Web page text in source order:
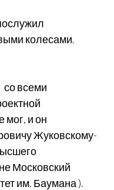
колесами.
со всеми
мог, и он
Жуковскому-
Московский
им. Баумана ).